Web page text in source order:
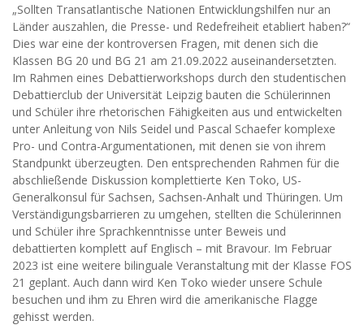
„Sollten Transatlantische Nationen Entwicklungshilfen nur an
Länder auszahlen, die Presse- und Redefreiheit etabliert haben?“
Dies war eine der kontroversen Fragen, mit denen sich die
Klassen BG 20 und BG 21 am 21.09.2022 auseinandersetzten.
Im Rahmen eines Debattierworkshops durch den studentischen
Debattierclub der Universität Leipzig bauten die Schülerinnen
und Schüler ihre rhetorischen Fähigkeiten aus und entwickelten
unter Anleitung von Nils Seidel und Pascal Schaefer komplexe
Pro- und Contra-Argumentationen, mit denen sie von ihrem
Standpunkt überzeugten. Den entsprechenden Rahmen für die
abschließende Diskussion komplettierte Ken Toko, US-
Generalkonsul für Sachsen, Sachsen-Anhalt und Thüringen. Um
Verständigungsbarrieren zu umgehen, stellten die Schülerinnen
und Schüler ihre Sprachkenntnisse unter Beweis und
debattierten komplett auf Englisch – mit Bravour. Im Februar
2023 ist eine weitere bilinguale Veranstaltung mit der Klasse FOS
21 geplant. Auch dann wird Ken Toko wieder unsere Schule
besuchen und ihm zu Ehren wird die amerikanische Flagge
gehisst werden.